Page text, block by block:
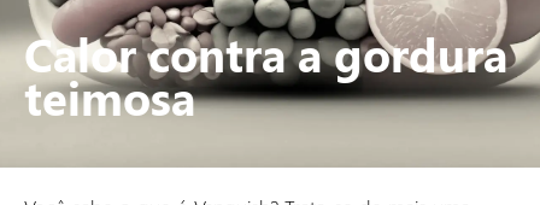
Calor contra a gordura
teimosa